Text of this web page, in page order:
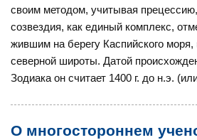
своим методом, учитывая
созвездия, как единый комплекс,
жившим на берегу Каспийского моря,
северной широты. Датой
Зодиака он считает 1400 г. до н.э.
О многостороннем